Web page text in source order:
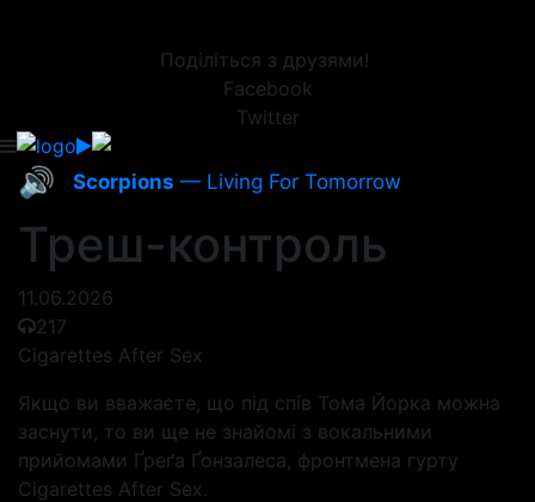
Поділіться з друзями!
Facebook
Twitter
🔊 Scorpions — Living For Tomorrow
Треш-контроль
11.06.2026
217
Cigarettes After Sex
Якщо ви вважаєте, що під спів Тома Йорка можна
заснути, то ви ще не знайомі з вокальними
прийомами Ґреґа Ґонзалеса, фронтмена гурту
Cigarettes After Sex.